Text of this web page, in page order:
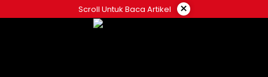
to
Scroll Untuk Baca Artikel ×